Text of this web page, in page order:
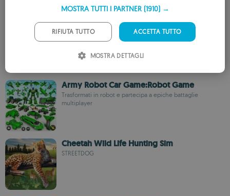
Survival on Raft: Ocean
Sopravvivi su una zattera nell'oceano costruendo strumenti
Army Robot Car Game:Robot Game
Trasformati in robot e partecipa a epiche battaglie
multiplayer
Cheetah Wild Life Hunting Sim
STREETDOG
PORTUGUESE
ROMANIAN
MOSTRA TUTTI I PARTNER (1910) →
ACCETTA TUTTO
RIFIUTA TUTTO
MOSTRA DETTAGLI